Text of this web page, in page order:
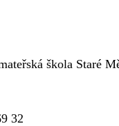
škola Staré
32